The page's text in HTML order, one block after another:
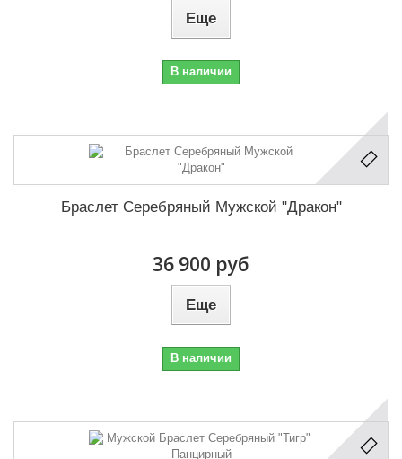
Еще
В наличии
Браслет Серебряный Мужской "Дракон"
36 900 руб
Еще
В наличии